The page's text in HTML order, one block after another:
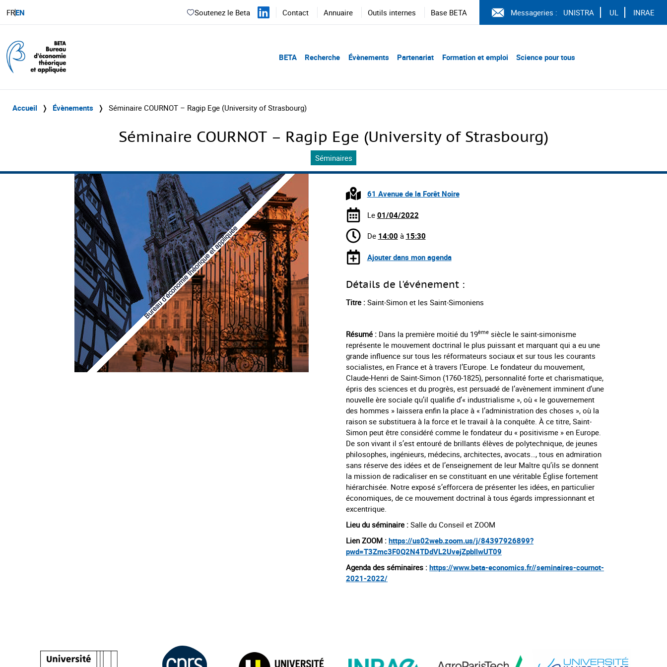
FREN Soutenez le Beta Contact Annuaire Outils internes Base BETA Messageries : UNISTRA UL INRAE
BETA Recherche Évènements Partenariat Formation et emploi Science pour tous
Accueil ❭ Évènements ❭ Séminaire COURNOT – Ragip Ege (University of Strasbourg)
Séminaire COURNOT – Ragip Ege (University of Strasbourg)
Séminaires
61 Avenue de la Forêt Noire
Le 01/04/2022
De 14:00 à 15:30
Ajouter dans mon agenda
Détails de l'événement :
Titre : Saint-Simon et les Saint-Simoniens
Résumé : Dans la première moitié du 19ème siècle le saint-simonisme
représente le mouvement doctrinal le plus puissant et marquant qui a eu une
grande influence sur tous les réformateurs sociaux et sur tous les courants
socialistes, en France et à travers l’Europe. Le fondateur du mouvement,
Claude-Henri de Saint-Simon (1760-1825), personnalité forte et charismatique,
épris des sciences et du progrès, est persuadé de l’avènement imminent d’une
nouvelle ère sociale qu’il qualifie d’« industrialisme », où « le gouvernement
des hommes » laissera enfin la place à « l’administration des choses », où la
raison se substituera à la force et le travail à la conquête. À ce titre, Saint-
Simon peut être considéré comme le fondateur du « positivisme » en Europe.
De son vivant il s’est entouré de brillants élèves de polytechnique, de jeunes
philosophes, ingénieurs, médecins, architectes, avocats…, tous en admiration
sans réserve des idées et de l’enseignement de leur Maître qu’ils se donnent
la mission de radicaliser en se constituant en une véritable Église fortement
hiérarchisée. Notre exposé s’efforcera de présenter les idées, en particulier
économiques, de ce mouvement doctrinal à tous égards impressionnant et
excentrique.
Lieu du séminaire : Salle du Conseil et ZOOM
Lien ZOOM : https://us02web.zoom.us/j/84397926899?
pwd=T3Zmc3F0Q2N4TDdVL2UvejZpbllwUT09
Agenda des séminaires : https://www.beta-economics.fr//seminaires-cournot-
2021-2022/